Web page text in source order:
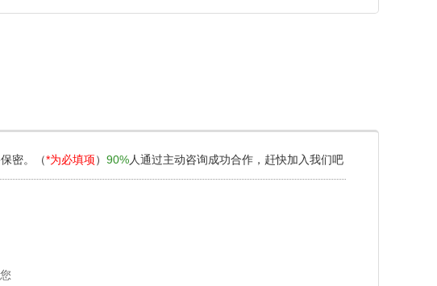
密。（*为必填项） 90%人通过主动咨询成功合作，赶快加入我们吧